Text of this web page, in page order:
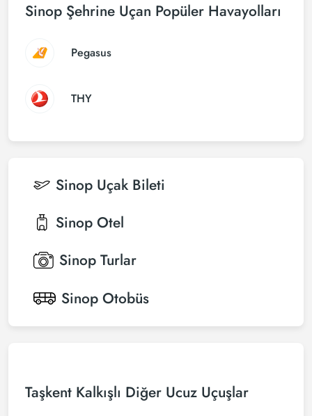
Sinop Şehrine Uçan Popüler Havayolları
Pegasus
THY
Sinop Uçak Bileti
Sinop Otel
Sinop Turlar
Sinop Otobüs
Taşkent Kalkışlı Diğer Ucuz Uçuşlar